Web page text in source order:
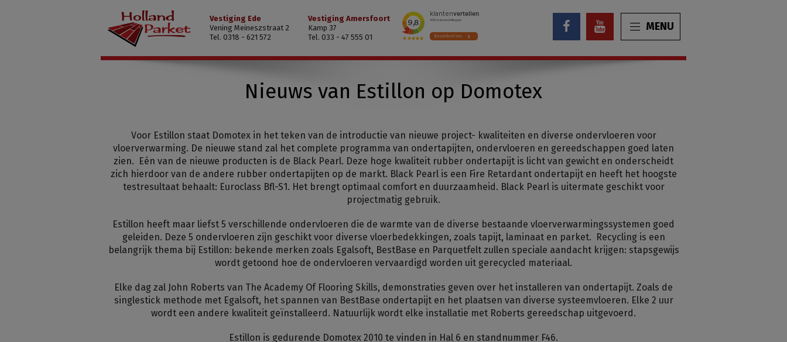
Vestiging Ede
Vening Meineszstraat 2
Tel. 0318 - 621 572
Vestiging Amersfoort
Kamp 37
Tel. 033 - 47 555 01
MENU
Nieuws van Estillon op Domotex
Voor Estillon staat Domotex in het teken van de introductie van nieuwe project- kwaliteiten en diverse ondervloeren voor
vloerverwarming. De nieuwe stand zal het complete programma van ondertapijten, ondervloeren en gereedschappen goed laten
zien. Eén van de nieuwe producten is de Black Pearl. Deze hoge kwaliteit rubber ondertapijt is licht van gewicht en onderscheidt
zich hierdoor van de andere rubber ondertapijten op de markt. Black Pearl is een Fire Retardant ondertapijt en heeft het hoogste
testresultaat behaalt: Euroclass Bfl-S1. Het brengt optimaal comfort en duurzaamheid. Black Pearl is uitermate geschikt voor
projectmatig gebruik.
Estillon heeft maar liefst 5 verschillende ondervloeren die de warmte van de diverse bestaande vloerverwarmingssystemen goed
geleiden. Deze 5 ondervloeren zijn geschikt voor diverse vloerbedekkingen, zoals tapijt, laminaat en parket. Recycling is een
belangrijk thema bij Estillon: bekende merken zoals Egalsoft, BestBase en Parquetfelt zullen speciale aandacht krijgen: stapsgewijs
wordt getoond hoe de ondervloeren vervaardigd worden uit gerecycled materiaal.
Elke dag zal John Roberts van The Academy Of Flooring Skills, demonstraties geven over het installeren van ondertapijt. Zoals de
singlestick methode met Egalsoft, het spannen van BestBase ondertapijt en het plaatsen van diverse systeemvloeren. Elke 2 uur
wordt een andere kwaliteit geïnstalleerd. Natuurlijk wordt elke installatie met Roberts gereedschap uitgevoerd.
Estillon is gedurende Domotex 2010 te vinden in Hal 6 en standnummer F46.